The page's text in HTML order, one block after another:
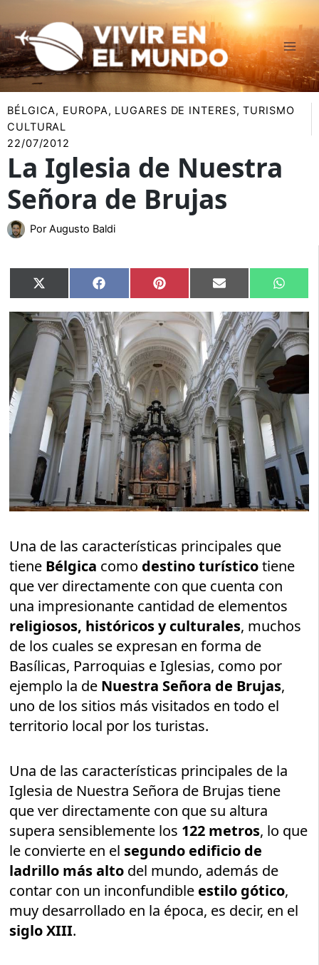
al
contenido
BÉLGICA, EUROPA, LUGARES DE INTERES,TURISMO
CULTURAL
22/07/2012
La Iglesia de Nuestra
Señora de Brujas
Por Augusto Baldi
Compartir
en
X
(Twitter)
Compartir
en
Facebook Compartir
en
Pinterest Compartir
en
Email
en
Una de las características principales que
tiene Bélgica como destino turísticotiene
que ver directamente con que cuenta con
una impresionante cantidad de elementos
religiosos, históricos y culturales, muchos
de los cuales se expresan en forma de
Basílicas, Parroquias e Iglesias, como por
ejemplo la de Nuestra Señora de Brujas,
uno de los sitios más visitados en todo el
territorio local por los turistas.
Una de las características principales de la
Iglesia de Nuestra Señora de Brujas tiene
que ver directamente con que su altura
supera sensiblemente los 122 metros, lo que
le convierte en el segundo edificio de
ladrillo más alto del mundo, además de
contar con un inconfundible estilo gótico,
muy desarrollado en la época, es decir, en el
siglo XIII.